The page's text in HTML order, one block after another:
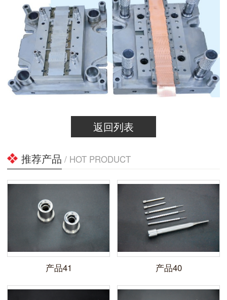
返回列表
推荐产品 / HOT PRODUCT
产品41 产品40